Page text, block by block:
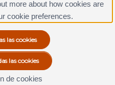
de privacidad
son marcas registradas
more about how cookies are
cookie preferences.
de cookies